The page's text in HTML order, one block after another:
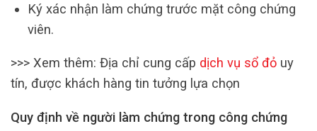
Ký xác nhận làm chứng trước mặt công chứng
viên.
>>> Xem thêm: Địa chỉ cung cấp dịch vụ sổ đỏ uy
tín, được khách hàng tin tưởng lựa chọn
Quy định về người làm chứng trong công chứng